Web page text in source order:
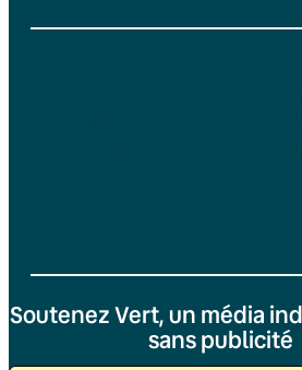
Soutenez Vert, un média
sans publicité